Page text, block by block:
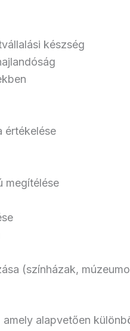
készség
értékelése
megítélése
(színházak,
alapvetően